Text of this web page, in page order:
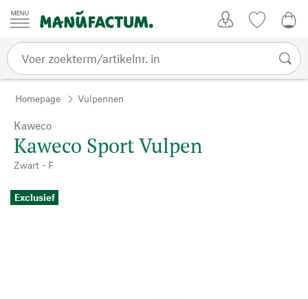
Passer au contenu
Homepage Vulpennen
Kaweco
Kaweco Sport Vulpen
Zwart - F
Exclusief